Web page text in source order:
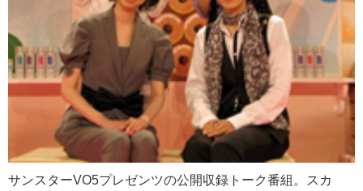
サンスターVO5プレゼンツの公開収録トーク番組。スカ